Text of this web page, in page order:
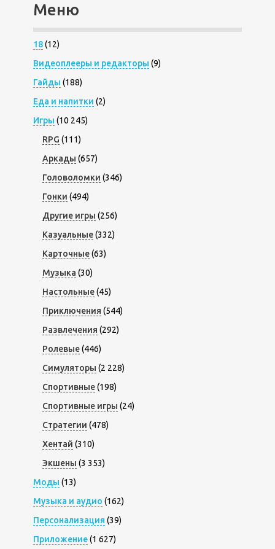
Меню
18(12)
Видеоплееры и редакторы (9)
Гайды (188)
Еда и напитки (2)
Игры (10 245)
RPG (111)
Аркады (657)
Головоломки (346)
Гонки (494)
Другие игры (256)
Казуальные(332)
Карточные(63)
Музыка (30)
Настольные(45)
Приключения (544)
Развлечения (292)
Ролевые(446)
Симуляторы (2 228)
Спортивные(198)
Спортивные игры (24)
Стратегии (478)
Хентай (310)
Экшены (3 353)
Моды (13)
Музыка и аудио (162)
Персонализация (39)
Приложение(1 627)